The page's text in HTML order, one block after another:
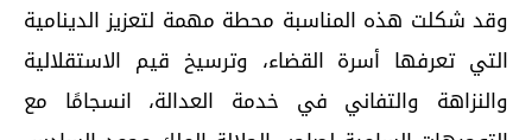
وقد شكلت هذه المناسبة محطة مهمة لتعزيز الدينامية
التي تعرفها أسرة القضاء، وترسيخ قيم الاستقلالية
والنزاهة والتفاني في خدمة العدالة، انسجامًا مع